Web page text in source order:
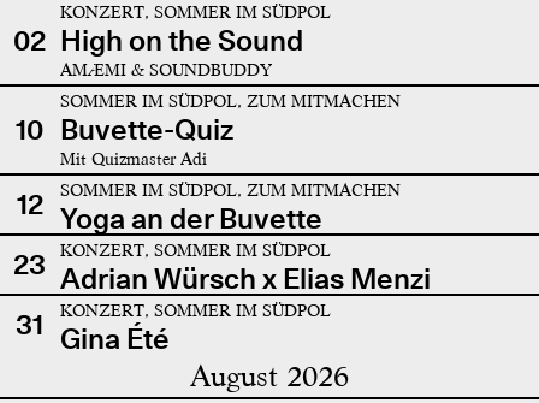
02
KONZERT, SOMMER IM SÜDPOL
High on the Sound
AMÆMI & SOUNDBUDDY
10
SOMMER IM SÜDPOL, ZUM MITMACHEN
Buvette-Quiz
Mit Quizmaster Adi
12 SOMMER IM SÜDPOL, ZUM MITMACHEN
Yoga an der Buvette
23
KONZERT, SOMMER IM SÜDPOL
Adrian Würsch x Elias Menzi
31
KONZERT, SOMMER IM SÜDPOL
Gina Été
August 2026